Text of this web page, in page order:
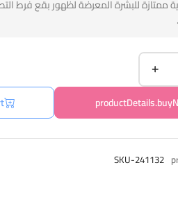
ممتازة للبشرة المعرضة لظهور بقع فرط
SKU-241132